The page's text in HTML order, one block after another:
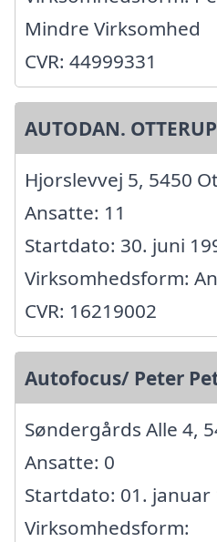
Mindre Virksomhed
CVR: 44999331
AUTODAN.
Hjorslevvej 5, 5450
Ansatte: 11
Startdato: 30. juni
Virksomhedsform:
CVR: 16219002
Autofocus/ Peter
Søndergårds Alle 4,
Ansatte: 0
Startdato: 01. januar
Virksomhedsform: